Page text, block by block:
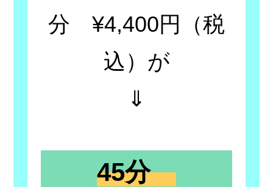
分 ¥4,400円（税
込）が
⇓
45分